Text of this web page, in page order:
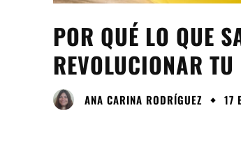
POR QUÉ LO QUE
REVOLUCIONAR
ANA CARINA RODRÍGUEZ 17